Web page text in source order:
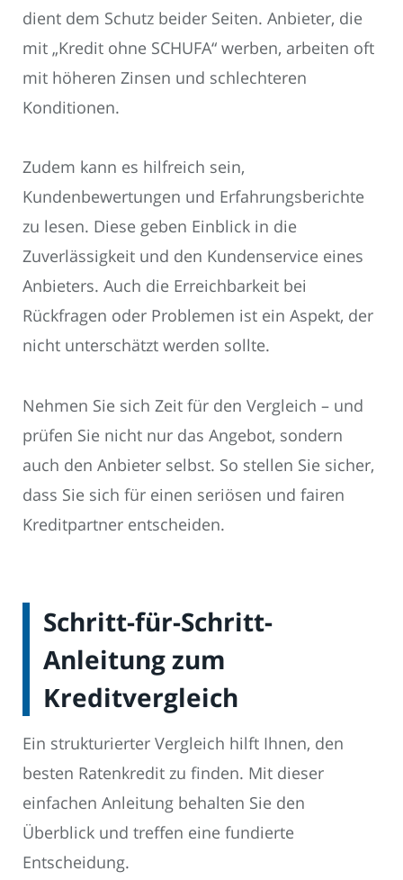
dient dem Schutz beider Seiten. Anbieter, die
mit „Kredit ohne SCHUFA“ werben, arbeiten oft
mit höheren Zinsen und schlechteren
Konditionen.
Zudem kann es hilfreich sein,
Kundenbewertungen und Erfahrungsberichte
zu lesen. Diese geben Einblick in die
Zuverlässigkeit und den Kundenservice eines
Anbieters. Auch die Erreichbarkeit bei
Rückfragen oder Problemen ist ein Aspekt, der
nicht unterschätzt werden sollte.
Nehmen Sie sich Zeit für den Vergleich – und
prüfen Sie nicht nur das Angebot, sondern
auch den Anbieter selbst. So stellen Sie sicher,
dass Sie sich für einen seriösen und fairen
Kreditpartner entscheiden.
Schritt-für-Schritt-
Anleitung zum
Kreditvergleich
Ein strukturierter Vergleich hilft Ihnen, den
besten Ratenkredit zu finden. Mit dieser
einfachen Anleitung behalten Sie den
Überblick und treffen eine fundierte
Entscheidung.